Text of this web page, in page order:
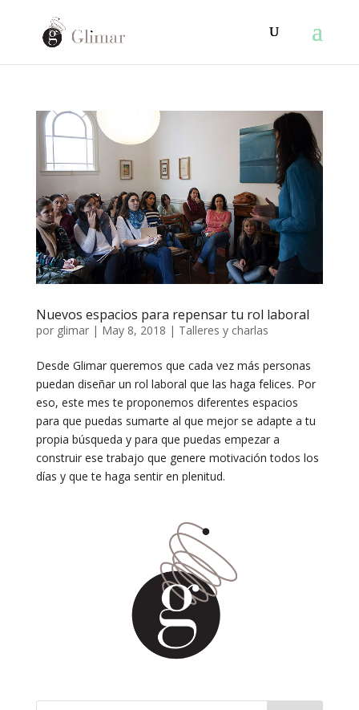
Nuevos espacios para repensar tu rol laboral
por glimar| May 8, 2018 | Talleres y charlas
Desde Glimar queremos que cada vez más personas
puedan diseñar un rol laboral que las haga felices. Por
eso, este mes te proponemos diferentes espacios
para que puedas sumarte al que mejor se adapte a tu
propia búsqueda y para que puedas empezar a
construir ese trabajo que genere motivación todos los
días y que te haga sentir en plenitud.